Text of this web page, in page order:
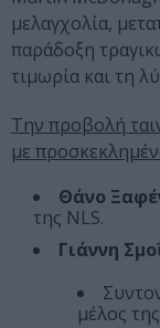
μελαγχολία,
παράδοξη
τιμωρία και τη
Την προβολή
με
Θάνο
της NLS.
Γιάννη
μέλος